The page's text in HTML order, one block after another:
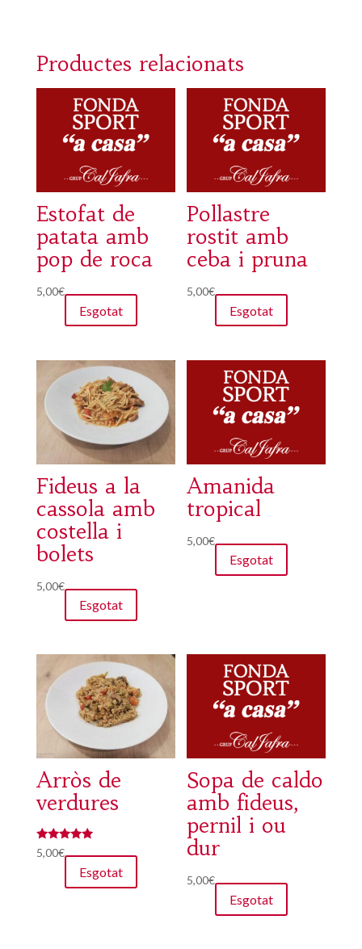
Productes relacionats
Estofat de
patata amb
pop de roca
5,00€
Esgotat
Pollastre
rostit amb
ceba i pruna
5,00€
Esgotat
Fideus a la
cassola amb
costella i
bolets
5,00€
Esgotat
Amanida
tropical
5,00€
Esgotat
Arròs de
verdures
Puntuat amb
5.00
5,00€
Esgotat
Sopa de caldo
amb fideus,
pernil i ou
dur
5,00€
Esgotat